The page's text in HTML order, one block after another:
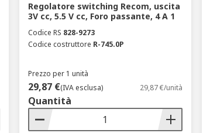
Regolatore switching Recom, uscita
3V cc, 5.5 V cc, Foro passante, 4 A 1
Codice RS 828-9273
Codice costruttore R-745.0P
Prezzo per 1 unità
29,87 €(IVA esclusa) 29,87 €/unità
Quantità